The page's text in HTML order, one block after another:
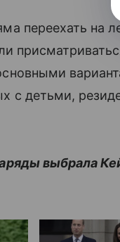
переехать на
с детьми,
выбрала